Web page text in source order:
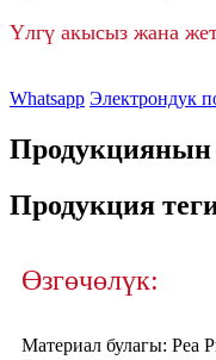
Үлгү акысыз жана
Whatsapp Электрондук
Продукциянын
Продукция
Өзгөчөлүк:
Материал булагы: Pea